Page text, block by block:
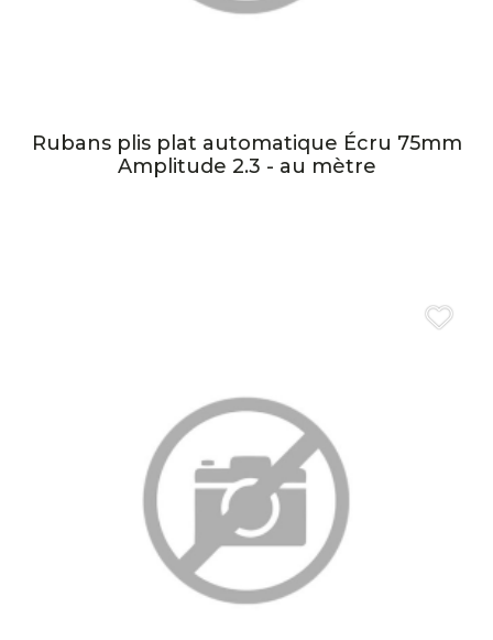
Rubans plis plat automatique Écru 75mm
Amplitude 2.3 - au mètre